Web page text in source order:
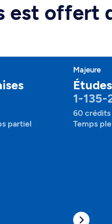
est offert
partiel
Majeure
1-
60 crédits
Temps